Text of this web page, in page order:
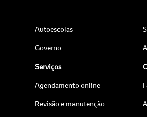
Autoescolas
Governo
Serviços
Agendamento online
Revisão e manutenção